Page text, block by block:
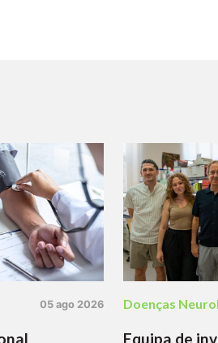
05 ago 2026 Doenças
Equipa de